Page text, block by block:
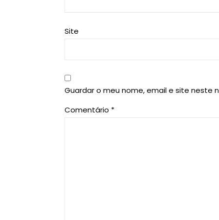
Site
Guardar o meu nome, email e site neste
Comentário *